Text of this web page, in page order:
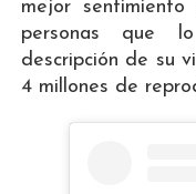
mejor
personas que
descripción de su
4 millones de